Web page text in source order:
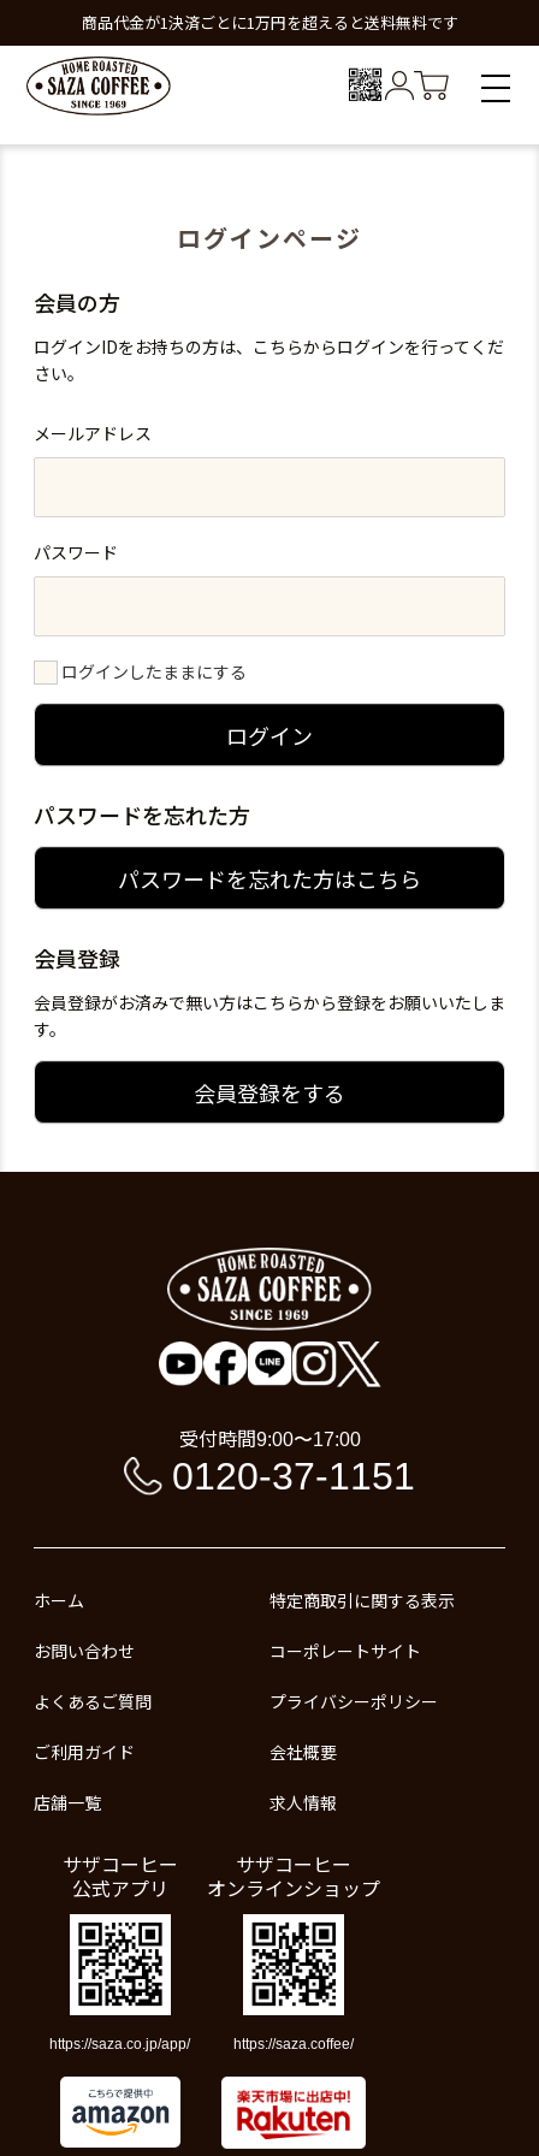
商品代金が1決済ごとに1万円を超えると送料無料です
ログインページ
会員の方
ログインIDをお持ちの方は、こちらからログインを行ってくだ
さい。
メールアドレス
パスワード
ログインしたままにする
ログイン
パスワードを忘れた方
パスワードを忘れた方はこちら
会員登録
会員登録がお済みで無い方はこちらから登録をお願いいたしま
す。
会員登録をする
受付時間9:00〜17:00
0120-37-1151
ホーム
お問い合わせ
よくあるご質問
ご利用ガイド
店舗一覧
特定商取引に関する表示
コーポレートサイト
プライバシーポリシー
会社概要
求人情報
サザコーヒー
公式アプリ
https://saza.co.jp/app/
サザコーヒー
オンラインショップ
https://saza.coffee/